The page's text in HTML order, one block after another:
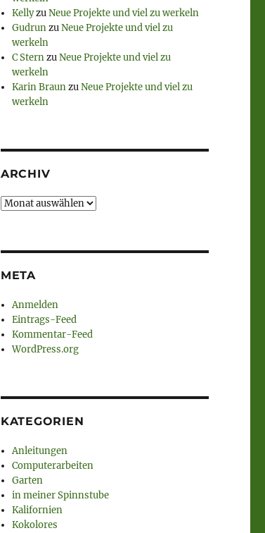
KellyzuNeue Projekte und viel zu werkeln
GudrunzuNeue Projekte und viel zu
werkeln
C SternzuNeue Projekte und viel zu
werkeln
Karin BraunzuNeue Projekte und viel zu
werkeln
ARCHIV
Archiv
META
Anmelden
Eintrags-Feed
Kommentar-Feed
WordPress.org
KATEGORIEN
Anleitungen
Computerarbeiten
Garten
in meiner Spinnstube
Kalifornien
Kokolores